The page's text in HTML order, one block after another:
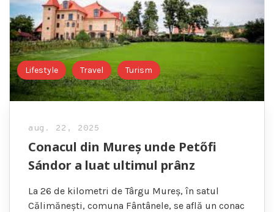
Lifestyle Travel Turism
aug. 22, 2025
Conacul din Mureș unde Petőfi
Sándor a luat ultimul prânz
La 26 de kilometri de Târgu Mureș, în satul
Călimănești, comuna Fântânele, se află un conac